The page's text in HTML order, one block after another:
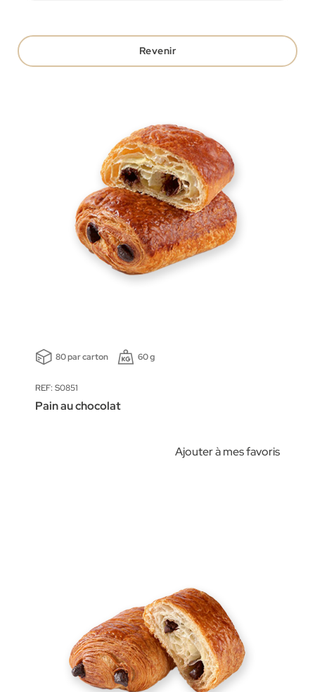
Revenir
80 par carton 60 g
REF: S0851
Pain au chocolat
Ajouter à mes favoris